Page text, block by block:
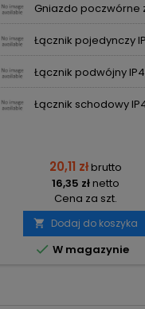
Gniazdo poczwórne
Łącznik pojedynczy
Łącznik podwójny
Łącznik schodowy
20,11 złbrutto
16,35 złnetto
Cena za szt.
 Dodaj do koszyka
 W magazynie